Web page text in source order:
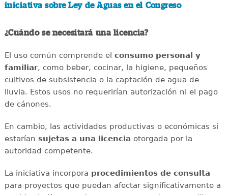
iniciativa sobre Ley de Aguas en el Congreso
¿Cuándo se necesitará una licencia?
El uso común comprende el consumo personal y
familiar, como beber, cocinar, la higiene, pequeños
cultivos de subsistencia o la captación de agua de
lluvia. Estos usos no requerirían autorización ni el pago
de cánones.
En cambio, las actividades productivas o económicas sí
estarían sujetas a una licencia otorgada por la
autoridad competente.
La iniciativa incorpora procedimientos de consulta
para proyectos que puedan afectar significativamente a